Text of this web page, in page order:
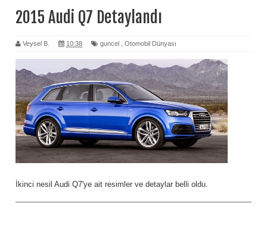
2015 Audi Q7 Detaylandı
Veysel B. 10:38 guncel Otomobil Dünyası
İkinci nesil Audi Q7'ye ait resimler ve detaylar belli oldu.